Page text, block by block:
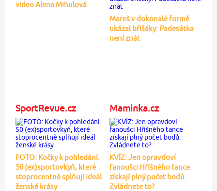
video Alena Mihulová
Mareš v dokonalé formě
ukázal břišáky: Padesátka
není znát
SportRevue.cz
FOTO: Kočky k pohledání.
50 (ex)sportovkyň, které
stoprocentně splňují ideál
ženské krásy
Maminka.cz
KVÍZ: Jen opravdoví
fanoušci Hříšného tance
získají plný počet bodů.
Zvládnete to?